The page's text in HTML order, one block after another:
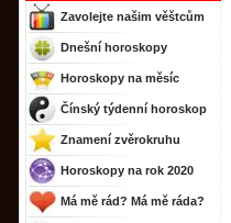
Zavolejte našim věštcům
Dnešní horoskopy
Horoskopy na měsíc
Čínský týdenní horoskop
Znamení zvěrokruhu
Horoskopy na rok 2020
Má mě rád? Má mě ráda?